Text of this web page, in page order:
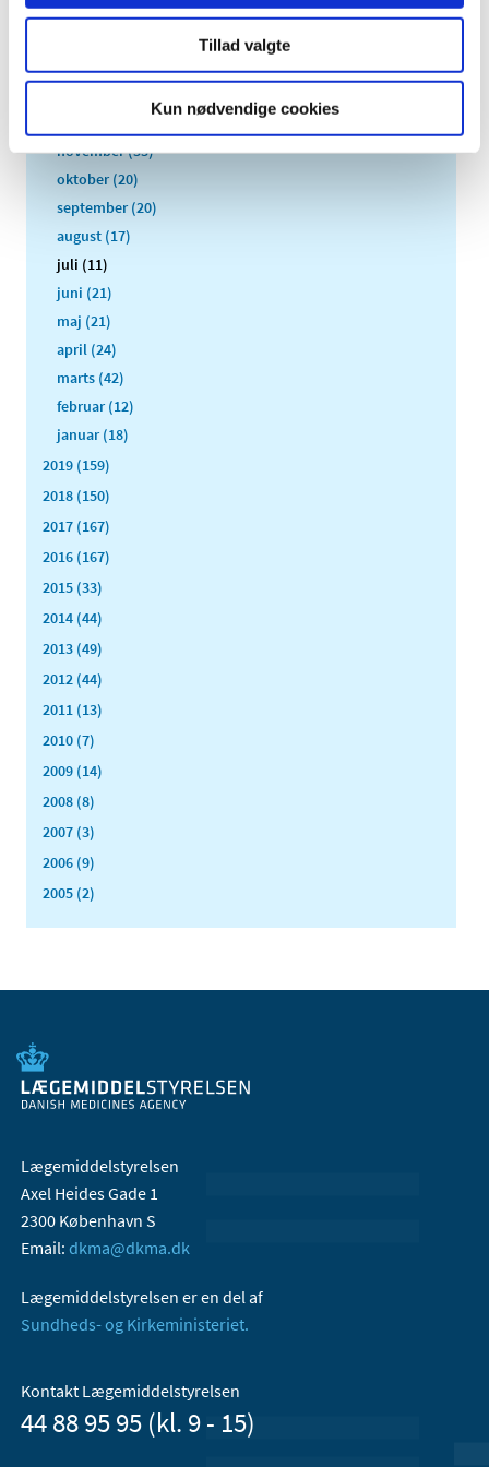
Tillad valgte
Kun nødvendige cookies
november (33)
oktober (20)
september (20)
august (17)
juli (11)
juni (21)
maj (21)
april (24)
marts (42)
februar (12)
januar (18)
2019 (159)
2018 (150)
2017 (167)
2016 (167)
2015 (33)
2014 (44)
2013 (49)
2012 (44)
2011 (13)
2010 (7)
2009 (14)
2008 (8)
2007 (3)
2006 (9)
2005 (2)
Lægemiddelstyrelsen
Axel Heides Gade 1
2300 København S
Email: dkma@dkma.dk
Lægemiddelstyrelsen er en del af
Sundheds- og Kirkeministeriet.
Kontakt Lægemiddelstyrelsen
44 88 95 95 (kl. 9 - 15)